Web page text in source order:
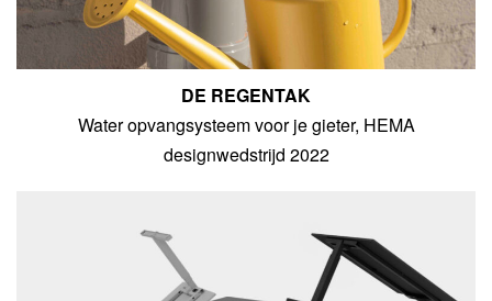
DE REGENTAK
Water opvangsysteem voor je gieter, HEMA
designwedstrijd 2022